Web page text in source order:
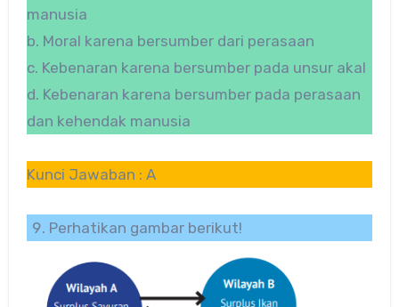
manusia
b. Moral karena bersumber dari perasaan
c. Kebenaran karena bersumber pada unsur akal
d. Kebenaran karena bersumber pada perasaan
dan kehendak manusia
Kunci Jawaban : A
Perhatikan gambar berikut!